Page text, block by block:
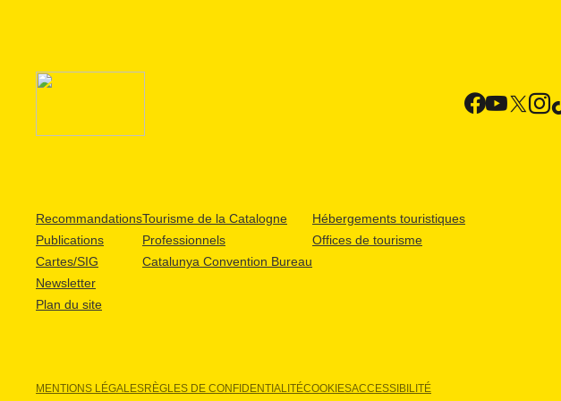
Recommandations
Publications
Cartes/SIG
Newsletter
Plan du site
Tourisme de la Catalogne
Professionnels
Catalunya Convention Bureau
Hébergements touristiques
Offices de tourisme
MENTIONS LÉGALESRÈGLES DE CONFIDENTIALITÉCOOKIESACCESSIBILITÉ